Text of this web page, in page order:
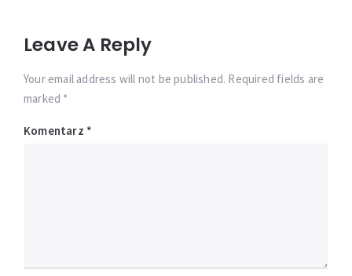
Leave A Reply
Your email address will not be published. Required fields are
marked *
Komentarz *